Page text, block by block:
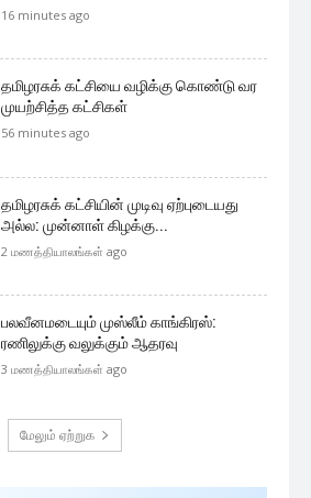
16 minutes ago
தமிழரசுக் கட்சியை வழிக்கு கொண்டு வர
முயற்சித்த கட்சிகள்
56 minutes ago
தமிழரசுக் கட்சியின் முடிவு ஏற்புடையது
அல்ல: முன்னாள் கிழக்கு...
2 மணத்தியாலங்கள் ago
பலவீனமடையும் முஸ்லீம் காங்கிரஸ்:
ரணிலுக்கு வலுக்கும் ஆதரவு
3 மணத்தியாலங்கள் ago
மேலும் ஏற்றுக